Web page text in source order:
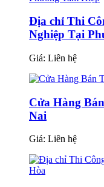
Địa chỉ Thi
Nghiệp Tại
Giá: Liên hệ
Cửa Hàng
Nai
Giá: Liên hệ